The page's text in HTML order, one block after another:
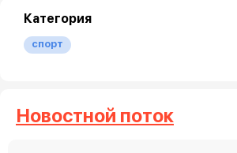
Категория
спорт
Новостной поток